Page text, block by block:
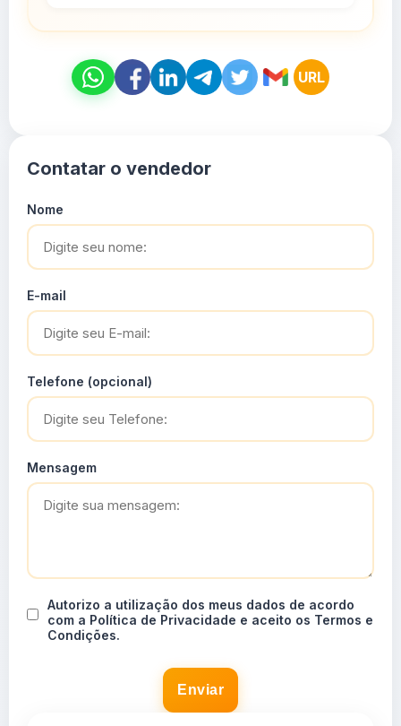
URL
Contatar o vendedor
Nome
E-mail
Telefone (opcional)
Mensagem
Autorizo a utilização dos meus dados de acordo
com a Política de Privacidade e aceito os Termos e
Condições.
Enviar